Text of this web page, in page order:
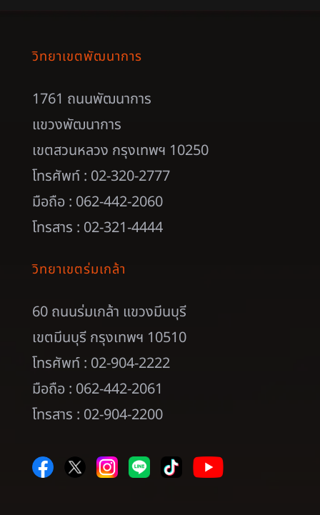
วิทยาเขตพัฒนาการ
1761 ถนนพัฒนาการ
แขวงพัฒนาการ
เขตสวนหลวง กรุงเทพฯ 10250
โทรศัพท์ : 02-320-2777
มือถือ : 062-442-2060
โทรสาร : 02-321-4444
วิทยาเขตร่มเกล้า
60 ถนนร่มเกล้า แขวงมีนบุรี
เขตมีนบุรี กรุงเทพฯ 10510
โทรศัพท์ : 02-904-2222
มือถือ : 062-442-2061
โทรสาร : 02-904-2200